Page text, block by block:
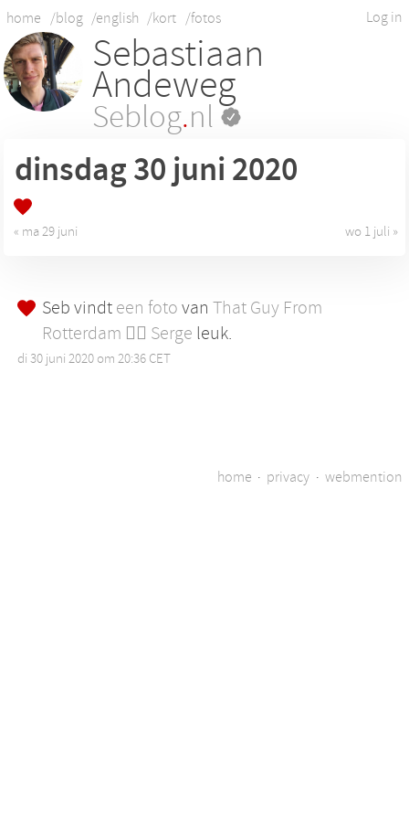
Log in
home /blog /english /kort /fotos
Sebastiaan
Andeweg
Seblog.nl
dinsdag 30 juni 2020
« ma 29 juni wo 1 juli »
Seb vindt een foto van That Guy From
Rotterdam 🏳️‍🌈 Serge leuk.
di 30 juni 2020 om 20:36 CET
home · privacy · webmention